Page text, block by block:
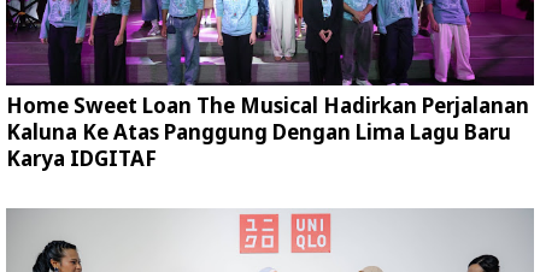
Home Sweet Loan The Musical Hadirkan Perjalanan
Kaluna Ke Atas Panggung Dengan Lima Lagu Baru
Karya IDGITAF